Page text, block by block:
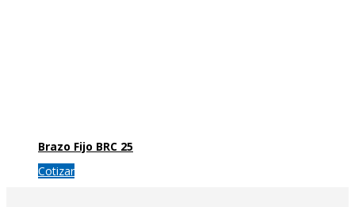
Brazo Fijo BRC 25
Cotizar